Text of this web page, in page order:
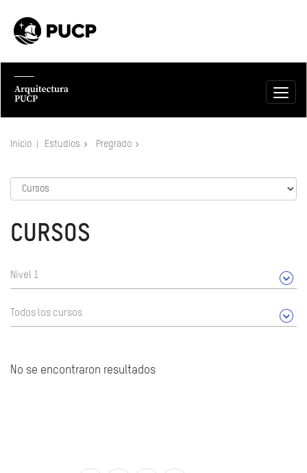
Inicio Estudios Pregrado
CURSOS
Nivel 1
Todos los cursos
No se encontraron resultados